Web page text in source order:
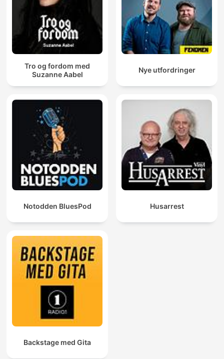
Tro og fordom med
Suzanne Aabel
Nye utfordringer
Notodden BluesPod Husarrest
Backstage med Gita